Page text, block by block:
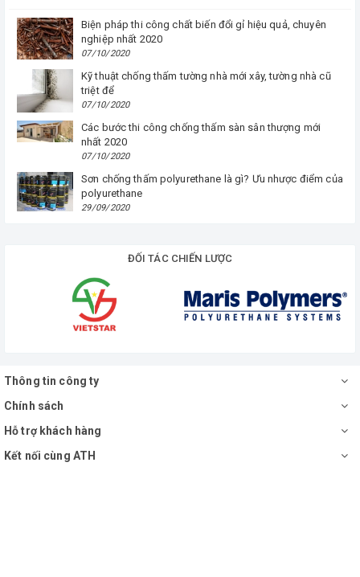
Biện pháp thi công chất biến đổi gỉ hiệu quả, chuyên
nghiệp nhất 2020
07/10/2020
Kỹ thuật chống thấm tường nhà mới xây, tường nhà cũ
triệt để
07/10/2020
Các bước thi công chống thấm sàn sân thượng mới
nhất 2020
07/10/2020
Sơn chống thấm polyurethane là gì? Ưu nhược điểm của
polyurethane
29/09/2020
ĐỐI TÁC CHIẾN LƯỢC
Thông tin công ty
Chính sách
Hỗ trợ khách hàng
Kết nối cùng ATH